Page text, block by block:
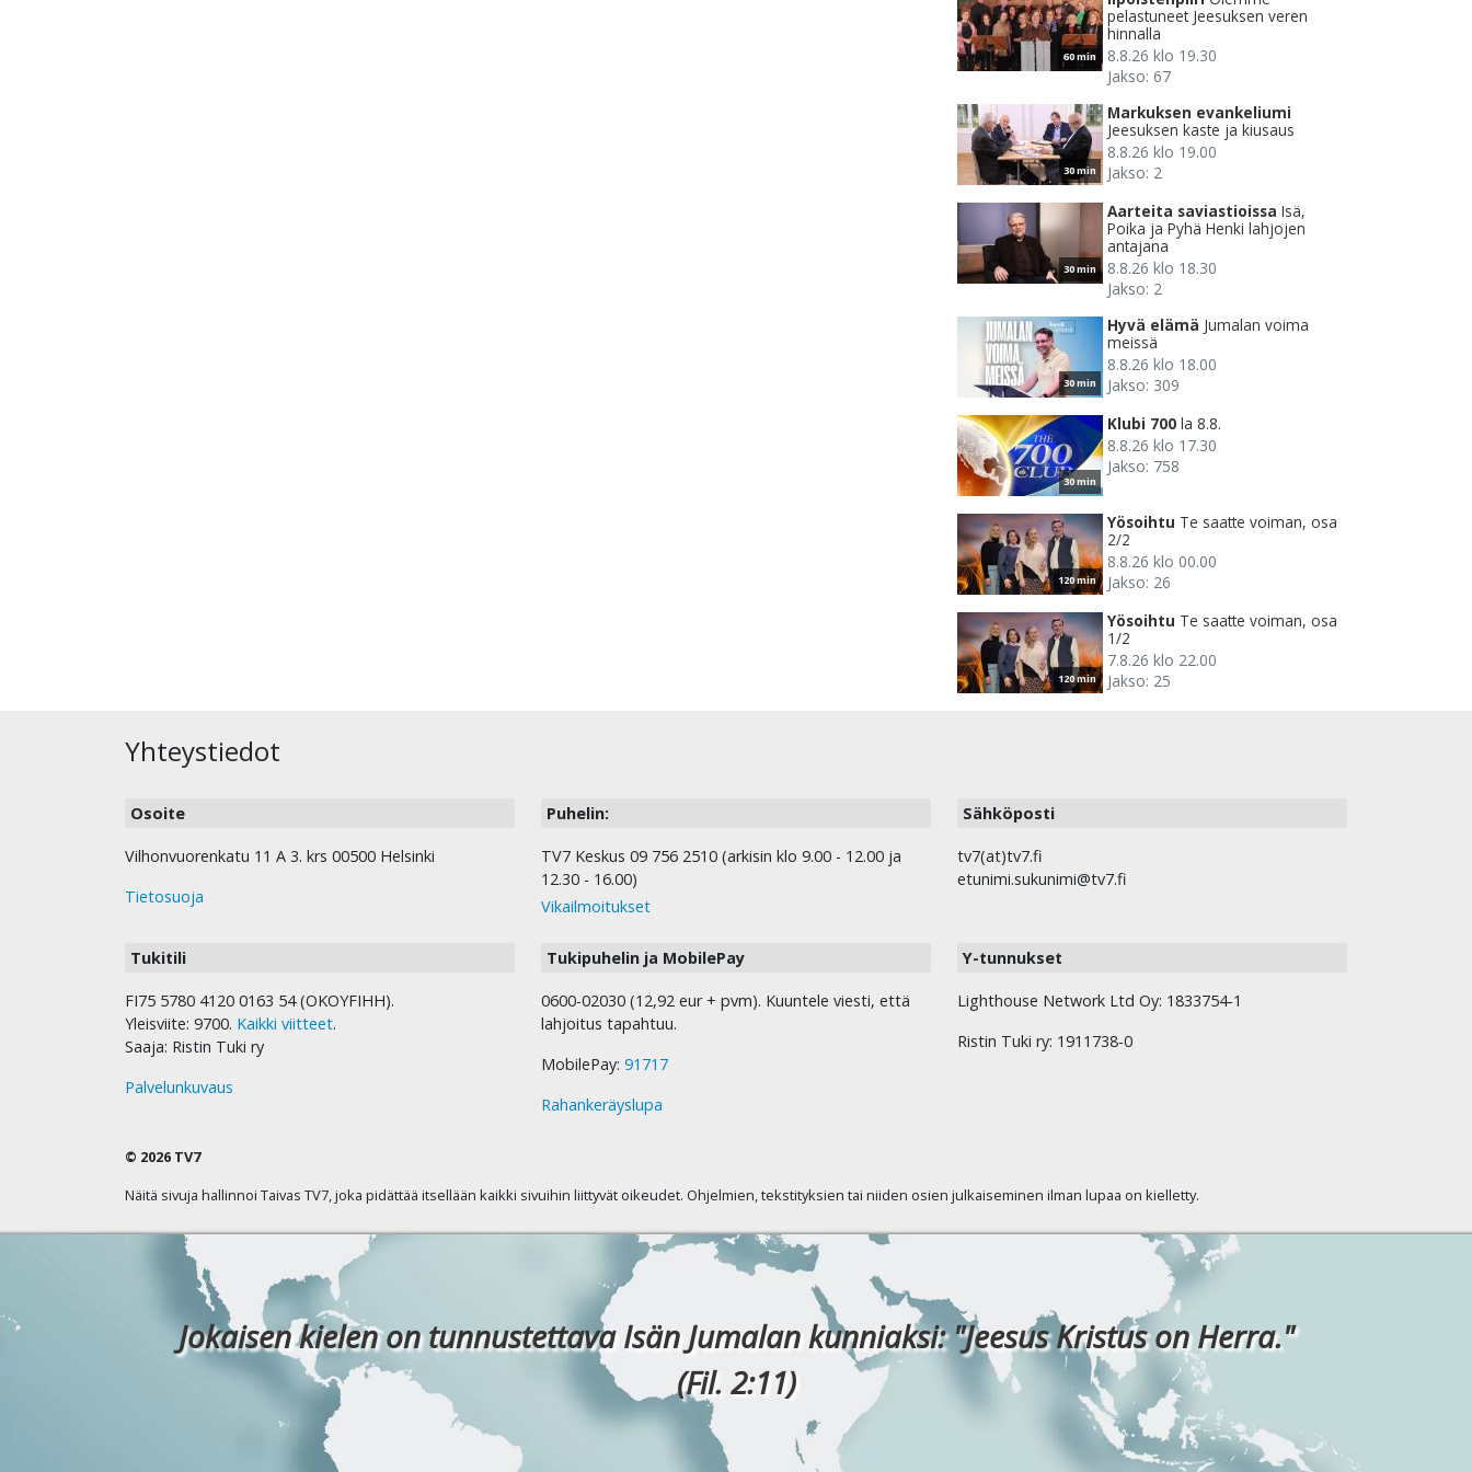
60 min
pelastuneet Jeesuksen veren
hinnalla
8.8.26 klo 19.30
Jakso: 67
30 min
Markuksen evankeliumi
Jeesuksen kaste ja kiusaus
8.8.26 klo 19.00
Jakso: 2
30 min
Aarteita saviastioissa Isä,
Poika ja Pyhä Henki lahjojen
antajana
8.8.26 klo 18.30
Jakso: 2
30 min
Hyvä elämä Jumalan voima
meissä
8.8.26 klo 18.00
Jakso: 309
30 min
Klubi 700 la 8.8.
8.8.26 klo 17.30
Jakso: 758
120 min
Yösoihtu Te saatte voiman, osa
2/2
8.8.26 klo 00.00
Jakso: 26
120 min
Yösoihtu Te saatte voiman, osa
1/2
7.8.26 klo 22.00
Jakso: 25
Yhteystiedot
Osoite
Vilhonvuorenkatu 11 A 3. krs 00500 Helsinki
Tietosuoja
Puhelin:
TV7 Keskus 09 756 2510 (arkisin klo 9.00 - 12.00 ja
12.30 - 16.00)
Vikailmoitukset
Sähköposti
tv7(at)tv7.fi
etunimi.sukunimi@tv7.fi
Tukitili
FI75 5780 4120 0163 54 (OKOYFIHH).
Yleisviite: 9700. Kaikki viitteet.
Saaja: Ristin Tuki ry
Palvelunkuvaus
Tukipuhelin ja MobilePay
0600-02030 (12,92 eur + pvm). Kuuntele viesti, että
lahjoitus tapahtuu.
MobilePay: 91717
Rahankeräyslupa
Y-tunnukset
Lighthouse Network Ltd Oy: 1833754-1
Ristin Tuki ry: 1911738-0
© 2026 TV7
Näitä sivuja hallinnoi Taivas TV7, joka pidättää itsellään kaikki sivuihin liittyvät oikeudet. Ohjelmien, tekstityksien tai niiden osien julkaiseminen ilman lupaa on kielletty.
Jokaisen kielen on tunnustettava Isän Jumalan kunniaksi: "Jeesus Kristus on Herra."
(Fil. 2:11)